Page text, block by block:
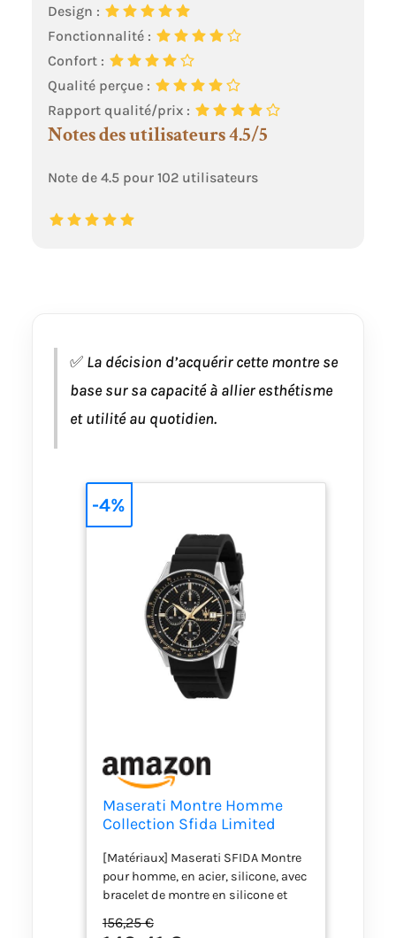
Design :
Fonctionnalité :
Confort :
Qualité perçue :
Rapport qualité/prix :
Notes des utilisateurs 4.5/5
Note de 4.5 pour 102 utilisateurs
✅La décision d’acquérir cette montre se
base sur sa capacité à allier esthétisme
et utilité au quotidien.
Maserati Montre Homme
Collection Sfida Limited
Quartz-R8871640005
[Matériaux] Maserati SFIDA Montre
pour homme, en acier, silicone, avec
bracelet de montre en silicone et
analogique avec mouvement à
156,25 €
-4%